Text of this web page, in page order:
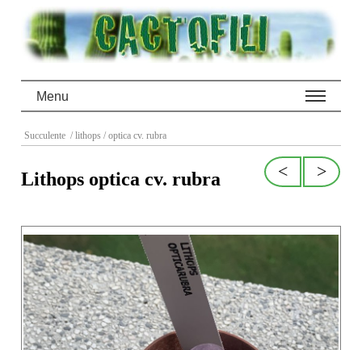
Menu
Succulente / lithops / optica cv. rubra
>
<
Lithops optica cv. rubra